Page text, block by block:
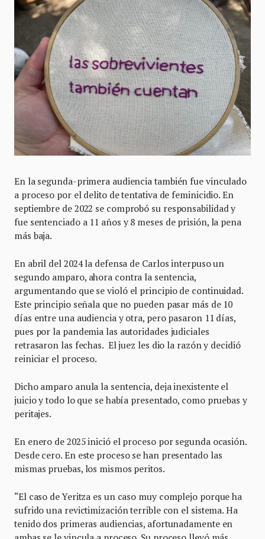
En la segunda-primera audiencia también fue vinculado
a proceso por el delito de tentativa de feminicidio. En
septiembre de 2022 se comprobó su responsabilidad y
fue sentenciado a 11 años y 8 meses de prisión, la pena
más baja.
En abril del 2024 la defensa de Carlos interpuso un
segundo amparo, ahora contra la sentencia,
argumentando que se violó el principio de continuidad.
Este principio señala que no pueden pasar más de 10
días entre una audiencia y otra, pero pasaron 11 días,
pues por la pandemia las autoridades judiciales
retrasaron las fechas. El juez les dio la razón y decidió
reiniciar el proceso.
Dicho amparo anula la sentencia, deja inexistente el
juicio y todo lo que se había presentado, como pruebas y
peritajes.
En enero de 2025 inició el proceso por segunda ocasión.
Desde cero. En este proceso se han presentado las
mismas pruebas, los mismos peritos.
“El caso de Yeritza es un caso muy complejo porque ha
sufrido una revictimización terrible con el sistema. Ha
tenido dos primeras audiencias, afortunadamente en